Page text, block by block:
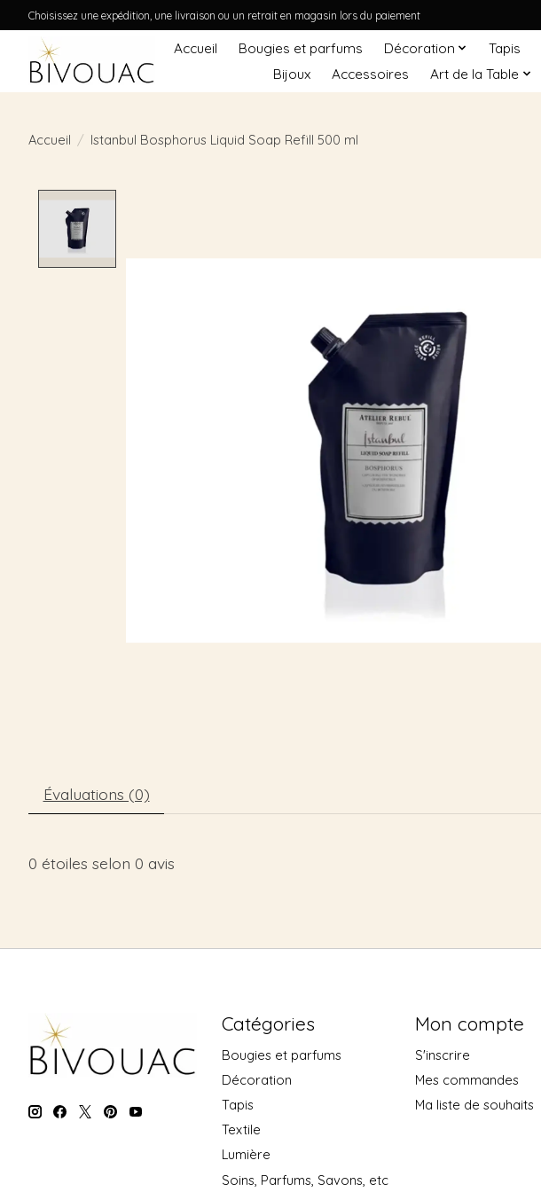
Choisissez une expédition, une livraison ou un retrait en magasin lors du paiement
Accueil Bougies et parfums Décoration Tapis
Bijoux
Accessoires Art de la Table
Accueil / Istanbul Bosphorus Liquid Soap Refill 500 ml
Évaluations (0)
0 étoiles selon 0 avis
Catégories
Bougies et parfums
Décoration
Tapis
Textile
Lumière
Soins, Parfums, Savons, etc
Mon compte
S'inscrire
Mes commandes
Ma liste de souhaits